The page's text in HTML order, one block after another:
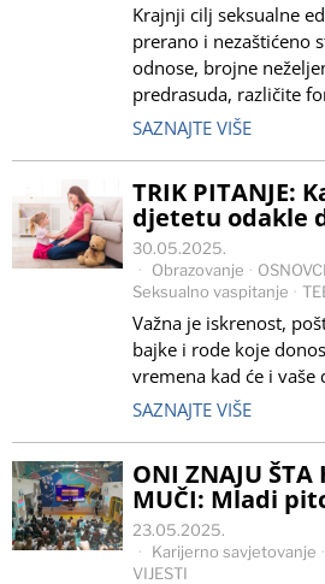
Krajnji cilj seksualne
prerano i nezaštićeno
odnose, brojne
predrasuda, različite
SAZNAJTE VIŠE
TRIK PITANJE:
djetetu odakle
30.05.2025.
Obrazovanje · OSNOVCI
Seksualno vaspitanje ·
Važna je iskrenost,
bajke i rode koje
vremena kad će i vaše
SAZNAJTE VIŠE
ONI ZNAJU ŠTA
MUČI: Mladi
23.05.2025.
Karijerno savjetovanje ·
VIJESTI